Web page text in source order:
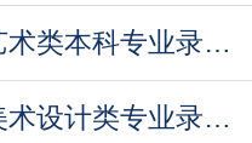
太原理工大学2022年艺术类本科专业录取分数线
太原理工大学2021年美术设计类专业录取分数线